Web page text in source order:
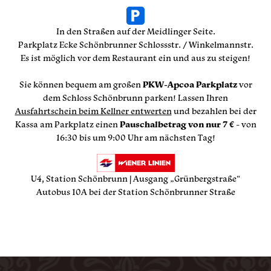
In den Straßen auf der Meidlinger Seite.
Parkplatz Ecke Schönbrunner Schlossstr. / Winkelmannstr.
Es ist möglich vor dem Restaurant ein und aus zu steigen!
Sie können bequem am großenPKW-Apcoa Parkplatzvor
dem Schloss Schönbrunn parken! Lassen Ihren
Ausfahrtschein beim Kellner entwertenund bezahlen bei der
Kassa am Parkplatz einenPauschalbetrag von nur 7 €- von
16:30 bis um 9:00 Uhr am nächsten Tag!
U4, Station Schönbrunn | Ausgang „Grünbergstraße“
Autobus 10A bei der Station Schönbrunner Straße